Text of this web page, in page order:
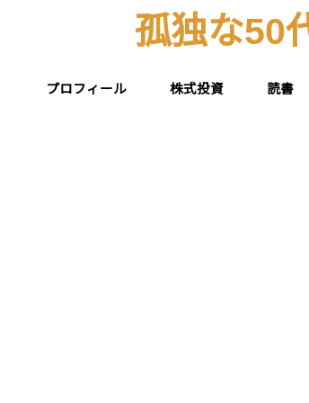
孤独な50
プロフィール 株式投資 読書